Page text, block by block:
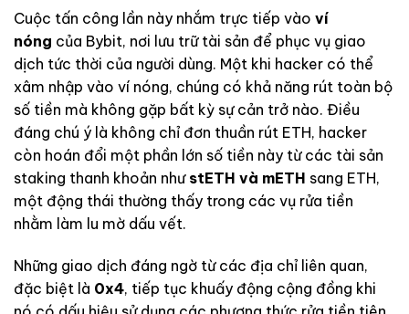
Cuộc tấn công lần này nhắm trực tiếp vào ví
nóng của Bybit, nơi lưu trữ tài sản để phục vụ giao
dịch tức thời của người dùng. Một khi hacker có thể
xâm nhập vào ví nóng, chúng có khả năng rút toàn bộ
số tiền mà không gặp bất kỳ sự cản trở nào. Điều
đáng chú ý là không chỉ đơn thuần rút ETH, hacker
còn hoán đổi một phần lớn số tiền này từ các tài sản
staking thanh khoản như stETH và mETH sang ETH,
một động thái thường thấy trong các vụ rửa tiền
nhằm làm lu mờ dấu vết.
Những giao dịch đáng ngờ từ các địa chỉ liên quan,
đặc biệt là 0x4, tiếp tục khuấy động cộng đồng khi